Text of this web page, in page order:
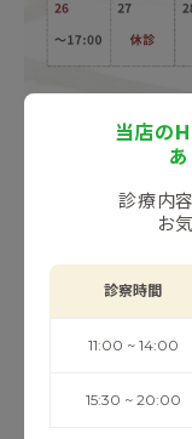
治療内容によって
い合わせください
当店の
診療内
お
診察時間
11:00 ~ 14:00
15:30 ~ 20:00